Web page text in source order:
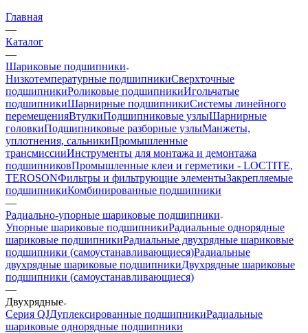
Главная
—
Каталог
—
Шариковые подшипники
Низкотемпературные подшипникиСверхточные
подшипникиРоликовые подшипникиИгольчатые
подшипникиШарнирные подшипникиСистемы линейного
перемещенияВтулкиПодшипниковые узлыШарнирные
головкиПодшипниковые разборные узлыМанжеты,
уплотнения, сальникиПромышленные
трансмиссииИнструменты для монтажа и демонтажа
подшипниковПромышленные клеи и герметики - LOCTITE,
TEROSONФильтры и фильтрующие элементыЗакрепляемые
подшипникиКомбинированные подшипники
—
Радиально-упорные шариковые подшипники
Упорные шариковые подшипникиРадиальные однорядные
шариковые подшипникиРадиальные двухрядные шариковые
подшипники (самоустанавливающиеся)Радиальные
двухрядные шариковые подшипникиДвухрядные шариковые
подшипники (самоустанавливающиеся)
—
Двухрядные
Серия QJДуплексированные подшипникиРадиальные
шариковые однорядные подшипники